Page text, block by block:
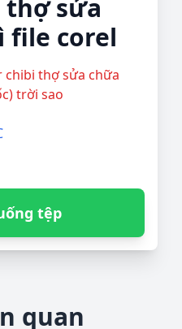
thợ sửa
file corel
chibi thợ sửa chữa
trời sao
tệp
quan